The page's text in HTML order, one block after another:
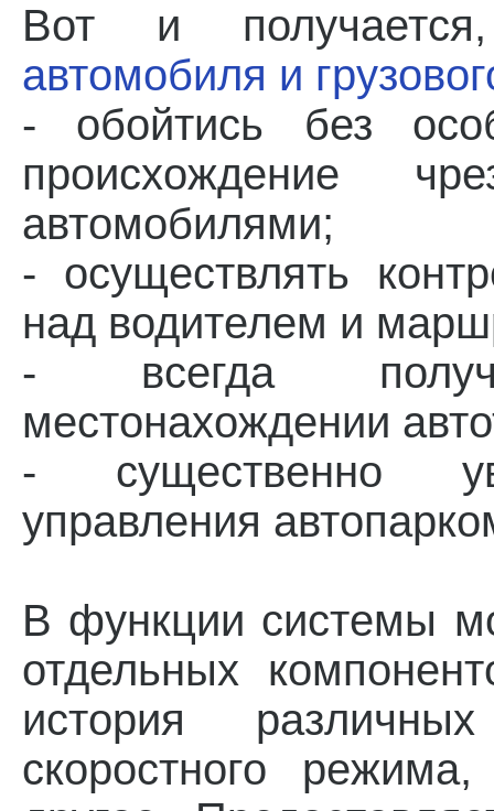
Вот и
автомобиля и
- обойтись без
происхождение
автомобилями;
- осуществлять
над водителем и
- всегда
местонахождении
- существенно
управления
В функции системы
отдельных
история
скоростного